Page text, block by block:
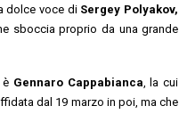
dolce voce di Sergey Polyakov,
sboccia proprio da una grande
è Gennaro Cappabianca, la cui
dal 19 marzo in poi, ma che